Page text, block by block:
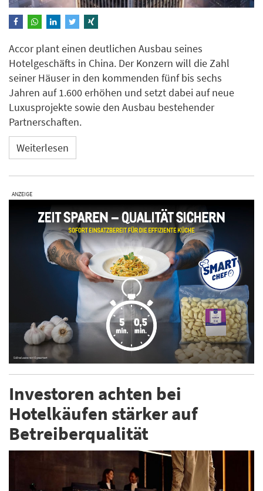
Accor plant einen deutlichen Ausbau seines
Hotelgeschäfts in China. Der Konzern will die Zahl
seiner Häuser in den kommenden fünf bis sechs
Jahren auf 1.600 erhöhen und setzt dabei auf neue
Luxusprojekte sowie den Ausbau bestehender
Partnerschaften.
Weiterlesen
ANZEIGE
Investoren achten bei
Hotelkäufen stärker auf
Betreiberqualität